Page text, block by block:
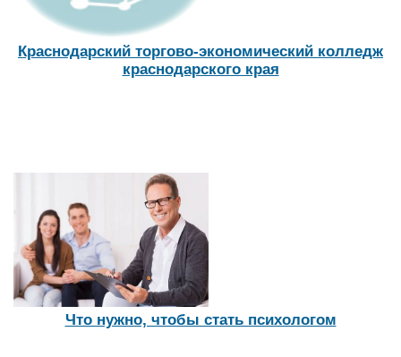
Краснодарский торгово-экономический колледж
краснодарского края
Что нужно, чтобы стать психологом